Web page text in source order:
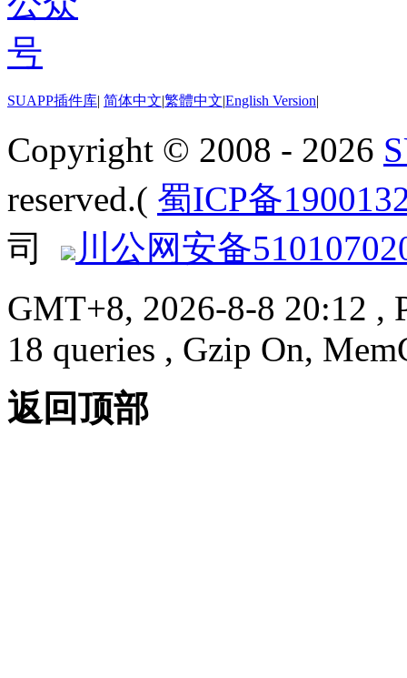
SUAPP插件库| 简体中文|繁體中文|English Version|
Copyright © 2008 - 2026
reserved.( 蜀ICP备
司
川公网安备
GMT+8, 2026-8-8 20:12 ,
18 queries , Gzip On,
返回顶部